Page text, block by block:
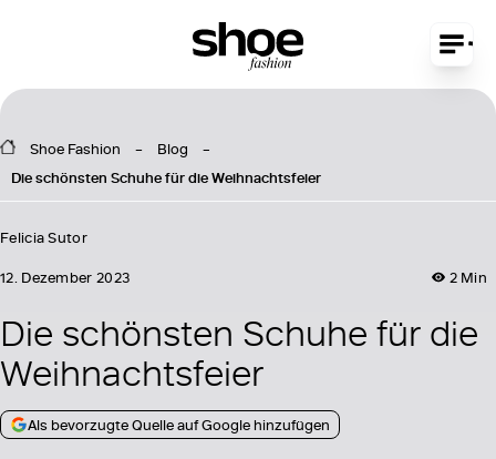
Shoe Fashion
Blog
Die schönsten Schuhe für die Weihnachtsfeier
Felicia Sutor
2 Min
12. Dezember 2023
Die schönsten Schuhe für die
Weihnachtsfeier
Als bevorzugte Quelle auf Google hinzufügen